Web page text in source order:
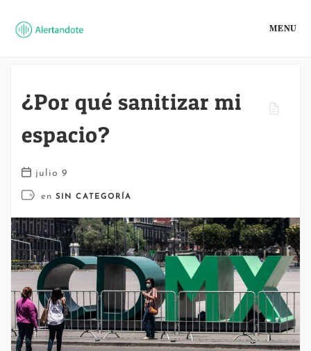
MENU
¿Por qué sanitizar mi
espacio?
julio 9
en SIN CATEGORÍA